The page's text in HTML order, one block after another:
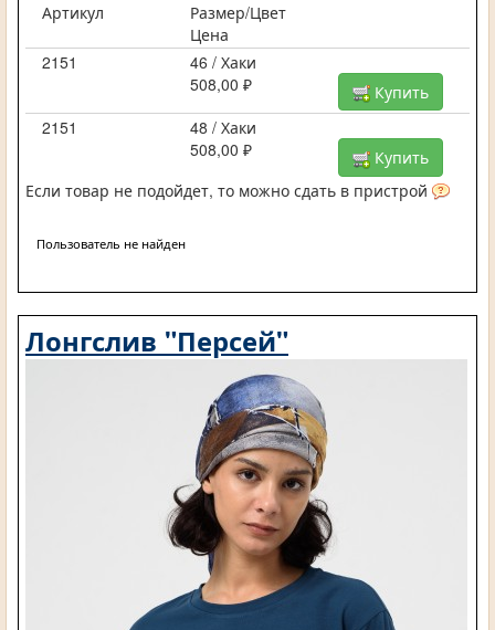
Артикул
Размер/Цвет
Цена
2151
46 / Хаки
508,00 ₽
Купить
2151
48 / Хаки
508,00 ₽
Купить
Если товар не подойдет, то можно сдать в пристрой
Пользователь не найден
Лонгслив "Персей"